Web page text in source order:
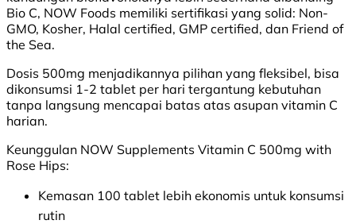
Bio C, NOW Foods memiliki sertifikasi yang solid: Non-
GMO, Kosher, Halal certified, GMP certified, dan Friend of
the Sea.
Dosis 500mg menjadikannya pilihan yang fleksibel, bisa
dikonsumsi 1-2 tablet per hari tergantung kebutuhan
tanpa langsung mencapai batas atas asupan vitamin C
harian.
Keunggulan NOW Supplements Vitamin C 500mg with
Rose Hips:
Kemasan 100 tablet lebih ekonomis untuk konsumsi
rutin